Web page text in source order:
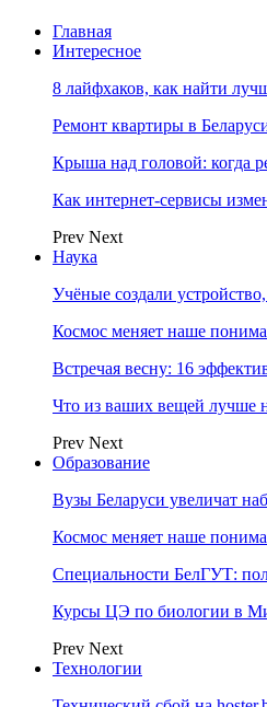
Главная
Интересное
8 лайфхаков, как найти
Ремонт квартиры в
Крыша над головой: когда
Как интернет-сервисы
Prev Next
Наука
Учёные создали
Космос меняет наше
Встречая весну: 16
Что из ваших вещей лучше
Prev Next
Образование
Вузы Беларуси увеличат
Космос меняет наше
Специальности БелГУТ:
Курсы ЦЭ по биологии в
Prev Next
Технологии